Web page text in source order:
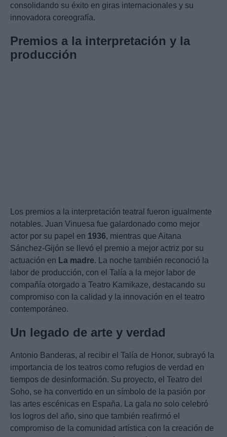
consolidando su éxito en giras internacionales y su
innovadora coreografía.
Premios a la interpretación y la
producción
Los premios a la interpretación teatral fueron igualmente
notables. Juan Vinuesa fue galardonado como mejor
actor por su papel en 1936, mientras que Aitana
Sánchez-Gijón se llevó el premio a mejor actriz por su
actuación en La madre. La noche también reconoció la
labor de producción, con el Talía a la mejor labor de
compañía otorgado a Teatro Kamikaze, destacando su
compromiso con la calidad y la innovación en el teatro
contemporáneo.
Un legado de arte y verdad
Antonio Banderas, al recibir el Talía de Honor, subrayó la
importancia de los teatros como refugios de verdad en
tiempos de desinformación. Su proyecto, el Teatro del
Soho, se ha convertido en un símbolo de la pasión por
las artes escénicas en España. La gala no solo celebró
los logros del año, sino que también reafirmó el
compromiso de la comunidad artística con la creación de